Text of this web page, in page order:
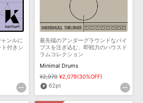
ンルに
付きシ
最先端のアンダーグラウンドなバイ
ブスを注ぎ込む、即戦力のハウスド
ラムコレクション
Minimal Drums
¥2,970 ¥2,079(30%OFF)
62pt